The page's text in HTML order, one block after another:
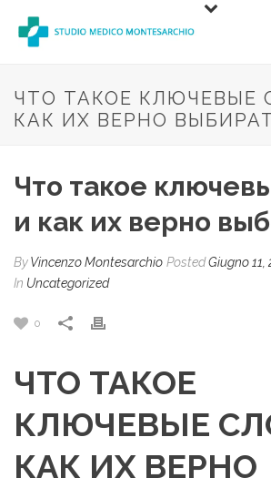
ЧТО ТАКОЕ КЛЮЧЕВЫЕ
КАК ИХ ВЕРНО
Что такое
и как их верно
ByVincenzo Montesarchio PostedGiugno 11,
In Uncategorized
0
ЧТО ТАКОЕ
КЛЮЧЕВЫЕ
КАК ИХ ВЕРНО